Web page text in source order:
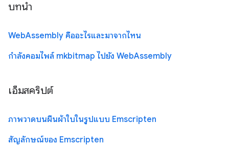
บทนำ
WebAssembly คืออะไรและมาจากไหน
กำลังคอมไพล์ mkbitmap ไปยัง WebAssembly
เอ็มสคริปต์
ภาพวาดบนผืนผ้าใบในรูปแบบ Emscripten
สัญลักษณ์ของ Emscripten